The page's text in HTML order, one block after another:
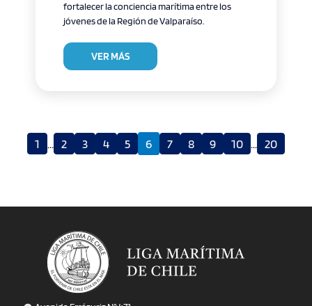
fortalecer la conciencia marítima entre los
jóvenes de la Región de Valparaíso.
VER MÁS
1 ... 2 3 4 5 6 7 8 9 10 ... 20